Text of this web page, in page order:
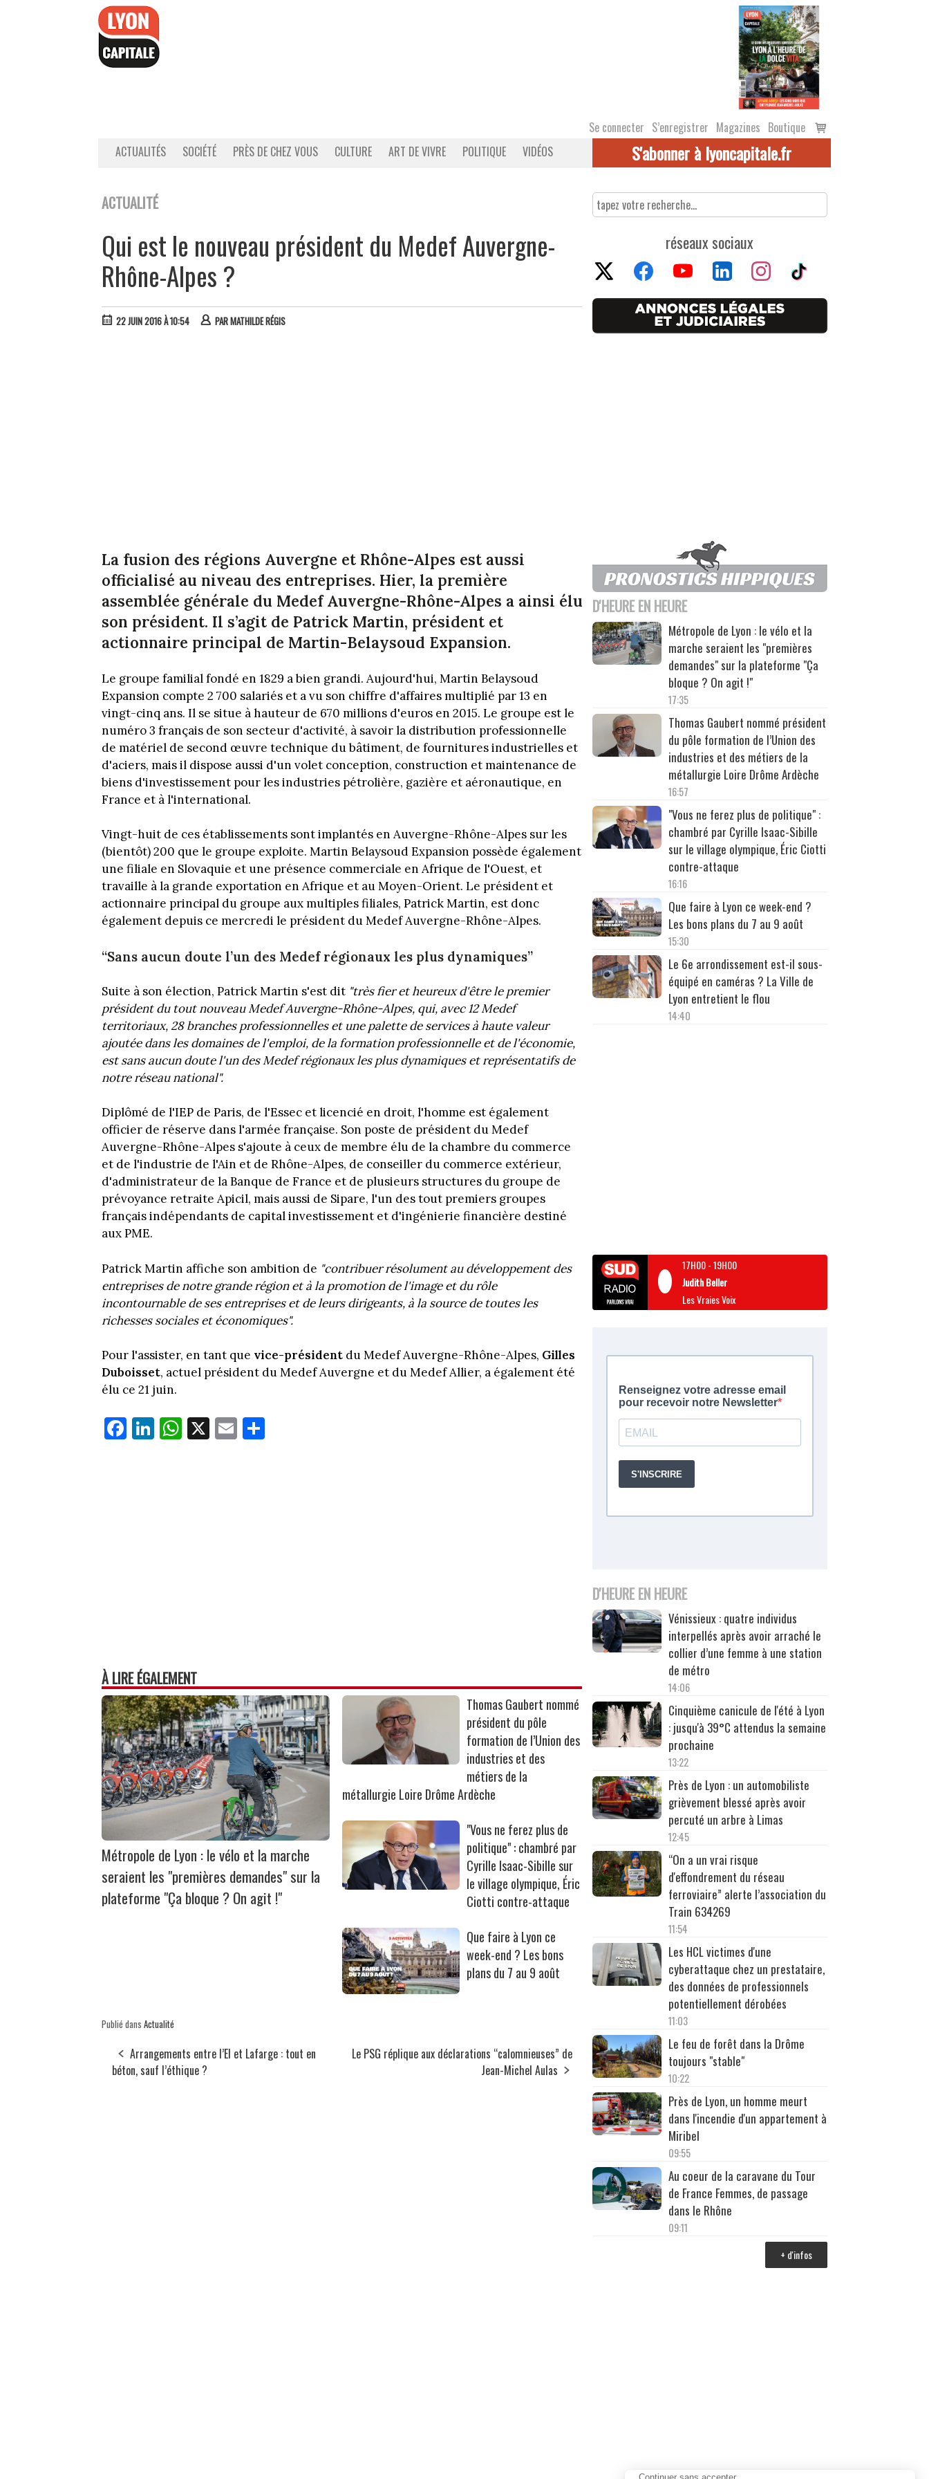
Se connecter S’enregistrer Magazines Boutique
Voir
le
ACTUALITÉS SOCIÉTÉ PRÈS DE CHEZ VOUS CULTURE ART DE VIVRE POLITIQUE VIDÉOS S'abonner à lyoncapitale.fr
ACTUALITÉ
Qui est le nouveau président du Medef Auvergne-
Rhône-Alpes ?
22 JUIN 2016 À 10:54 PARMATHILDE RÉGIS
La fusion des régions Auvergne et Rhône-Alpes est aussi
officialisé au niveau des entreprises. Hier, la première
assemblée générale du Medef Auvergne-Rhône-Alpes a ainsi élu
son président. Il s’agit de Patrick Martin, président et
actionnaire principal de Martin-Belaysoud Expansion.
Le groupe familial fondé en 1829 a bien grandi. Aujourd'hui, Martin Belaysoud
Expansion compte 2 700 salariés et a vu son chiffre d'affaires multiplié par 13 en
vingt-cinq ans. Il se situe à hauteur de 670 millions d'euros en 2015. Le groupe est le
numéro 3 français de son secteur d'activité, à savoir la distribution professionnelle
de matériel de second œuvre technique du bâtiment, de fournitures industrielles et
d'aciers, mais il dispose aussi d'un volet conception, construction et maintenance de
biens d'investissement pour les industries pétrolière, gazière et aéronautique, en
France et à l'international.
Vingt-huit de ces établissements sont implantés en Auvergne-Rhône-Alpes sur les
(bientôt) 200 que le groupe exploite. Martin Belaysoud Expansion possède également
une filiale en Slovaquie et une présence commerciale en Afrique de l'Ouest, et
travaille à la grande exportation en Afrique et au Moyen-Orient. Le président et
actionnaire principal du groupe aux multiples filiales, Patrick Martin, est donc
également depuis ce mercredi le président du Medef Auvergne-Rhône-Alpes.
“Sans aucun doute l’un des Medef régionaux les plus dynamiques”
Suite à son élection, Patrick Martin s'est dit "très fier et heureux d'être le premier
président du tout nouveau Medef Auvergne-Rhône-Alpes, qui, avec 12 Medef
territoriaux, 28 branches professionnelles et une palette de services à haute valeur
ajoutée dans les domaines de l'emploi, de la formation professionnelle et de l'économie,
est sans aucun doute l'un des Medef régionaux les plus dynamiques et représentatifs de
notre réseau national".
Diplômé de l'IEP de Paris, de l'Essec et licencié en droit, l'homme est également
officier de réserve dans l'armée française. Son poste de président du Medef
Auvergne-Rhône-Alpes s'ajoute à ceux de membre élu de la chambre du commerce
et de l'industrie de l'Ain et de Rhône-Alpes, de conseiller du commerce extérieur,
d'administrateur de la Banque de France et de plusieurs structures du groupe de
prévoyance retraite Apicil, mais aussi de Sipare, l'un des tout premiers groupes
français indépendants de capital investissement et d'ingénierie financière destiné
aux PME.
Patrick Martin affiche son ambition de "contribuer résolument au développement des
entreprises de notre grande région et à la promotion de l'image et du rôle
incontournable de ses entreprises et de leurs dirigeants, à la source de toutes les
richesses sociales et économiques".
Pour l'assister, en tant que vice-président du Medef Auvergne-Rhône-Alpes, Gilles
Duboisset, actuel président du Medef Auvergne et du Medef Allier, a également été
élu ce 21 juin.
Fa
ce
Li
nk
W
ha
X E
m
À LIRE ÉGALEMENT
Métropole de Lyon : le vélo et la marche
seraient les "premières demandes" sur la
plateforme "Ça bloque ? On agit !"
Thomas Gaubert nommé
président du pôle
formation de l’Union des
industries et des
métiers de la
métallurgie Loire Drôme Ardèche
"Vous ne ferez plus de
politique" : chambré par
Cyrille Isaac-Sibille sur
le village olympique, Éric
Ciotti contre-attaque
Que faire à Lyon ce
week-end ? Les bons
plans du 7 au 9 août
Publié dans Actualité
Arrangements entre l’EI et Lafarge : tout en
béton, sauf l’éthique ?
Le PSG réplique aux déclarations “calomnieuses” de
Jean-Michel Aulas
réseaux sociaux
D'HEURE EN HEURE
Métropole de Lyon : le vélo et la
marche seraient les "premières
demandes" sur la plateforme "Ça
bloque ? On agit !"
17:35
Thomas Gaubert nommé président
du pôle formation de l’Union des
industries et des métiers de la
métallurgie Loire Drôme Ardèche
16:57
"Vous ne ferez plus de politique" :
chambré par Cyrille Isaac-Sibille
sur le village olympique, Éric Ciotti
contre-attaque
16:16
Que faire à Lyon ce week-end ?
Les bons plans du 7 au 9 août
15:30
Le 6e arrondissement est-il sous-
équipé en caméras ? La Ville de
Lyon entretient le flou
14:40
17H00-19H00
Judith Beller
Les Vraies Voix
D'HEURE EN HEURE
Vénissieux : quatre individus
interpellés après avoir arraché le
collier d’une femme à une station
de métro
14:06
Cinquième canicule de l'été à Lyon
: jusqu'à 39°C attendus la semaine
prochaine
13:22
Près de Lyon : un automobiliste
grièvement blessé après avoir
percuté un arbre à Limas
12:45
“On a un vrai risque
d'effondrement du réseau
ferroviaire” alerte l’association du
Train 634269
11:54
Les HCL victimes d'une
cyberattaque chez un prestataire,
des données de professionnels
potentiellement dérobées
11:03
Le feu de forêt dans la Drôme
toujours "stable"
10:22
Près de Lyon, un homme meurt
dans l'incendie d'un appartement à
Miribel
09:55
Au coeur de la caravane du Tour
de France Femmes, de passage
dans le Rhône
09:11
+ d'infos